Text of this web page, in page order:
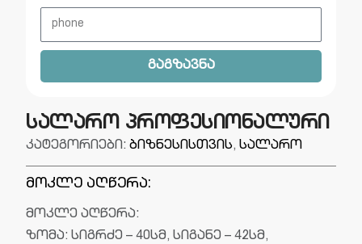
გაგზავნა
სალარო პროფესიონალური
კატეგორიები: ბიზნესისთვის,სალარო
მოკლე აღწერა:
მოკლე აღწერა:
ზომა: სიგრძე – 40სმ, სიგანე – 42სმ,